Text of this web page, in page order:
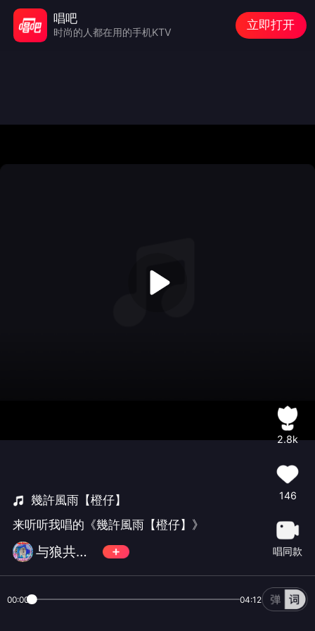
幾許風雨【橙仔】
来听听我唱的《幾許風雨【橙仔】》
与狼共舞❄
2.8k
146
唱同款
00:00 04:12
唱吧
时尚的人都在用的手机KTV
立即打开